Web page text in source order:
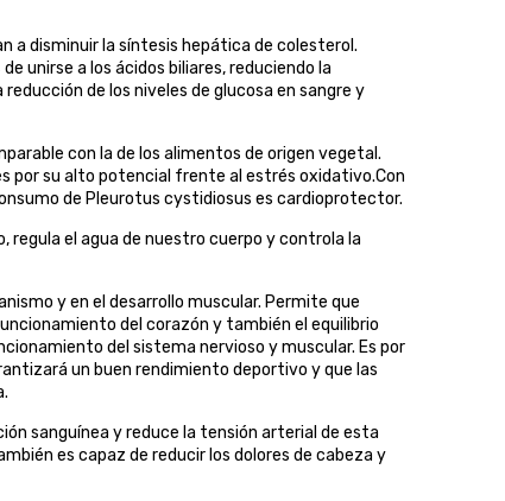
a disminuir la síntesis hepática de colesterol.
unirse a los ácidos biliares, reduciendo la
de los niveles de glucosa en sangre y
con la de los alimentos de origen vegetal.
por su alto potencial frente al estrés oxidativo.Con
de Pleurotus cystidiosus es cardioprotector.
regula el agua de nuestro cuerpo y controla la
y en el desarrollo muscular. Permite que
del corazón y también el equilibrio
del sistema nervioso y muscular. Es por
un buen rendimiento deportivo y que las
sanguínea y reduce la tensión arterial de esta
es capaz de reducir los dolores de cabeza y